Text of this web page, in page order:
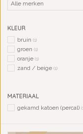
KLEUR
bruin (1)
groen (1)
oranje (1)
zand / beige (1)
MATERIAAL
gekamd katoen (percal)